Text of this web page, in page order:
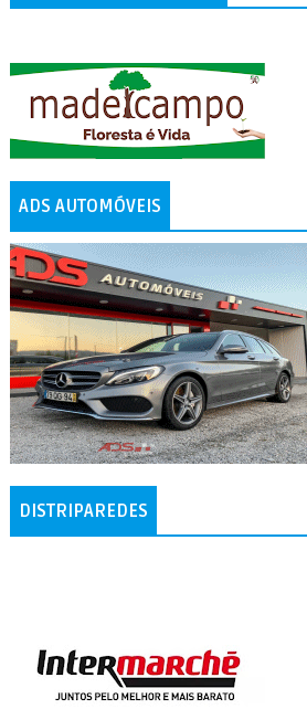
ADS AUTOMÓVEIS
DISTRIPAREDES